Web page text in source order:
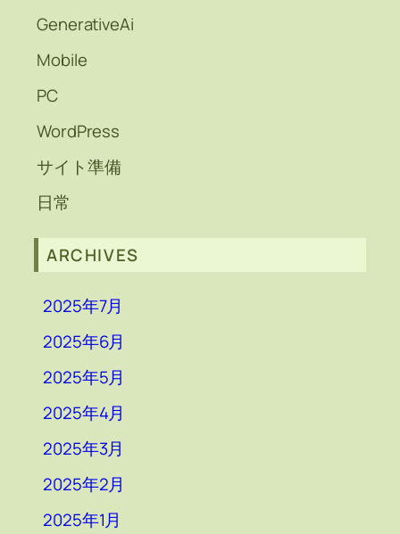
GenerativeAi
Mobile
PC
WordPress
サイト準備
日常
ARCHIVES
2025年7月
2025年6月
2025年5月
2025年4月
2025年3月
2025年2月
2025年1月